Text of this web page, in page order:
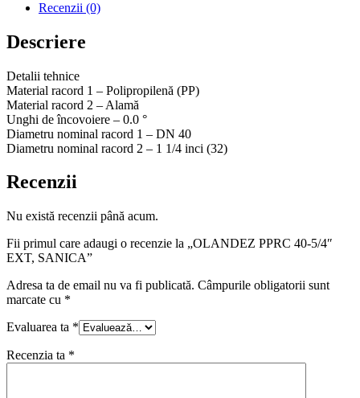
Recenzii (0)
Descriere
Detalii tehnice
Material racord 1 – Polipropilenă (PP)
Material racord 2 – Alamă
Unghi de încovoiere – 0.0 °
Diametru nominal racord 1 – DN 40
Diametru nominal racord 2 – 1 1/4 inci (32)
Recenzii
Nu există recenzii până acum.
Fii primul care adaugi o recenzie la „OLANDEZ PPRC 40-5/4″
EXT, SANICA”
Adresa ta de email nu va fi publicată. Câmpurile obligatorii sunt
marcate cu *
Evaluarea ta *
Recenzia ta *